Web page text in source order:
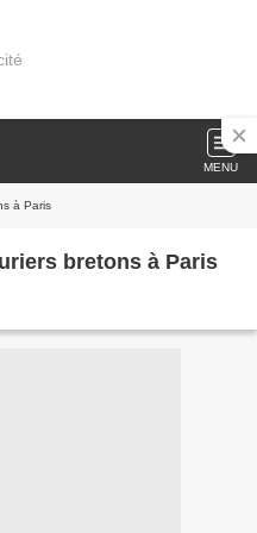
MENU
à Paris
bretons à Paris